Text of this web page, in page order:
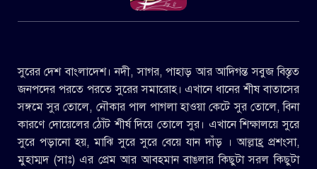
সুরের দেশ বাংলাদেশ। নদী, সাগর, পাহাড় আর আদিগন্ত সবুজ বিস্তৃত
জনপদের পরতে পরতে সুরের সমারোহ। এখানে ধানের শীষ বাতাসের
সঙ্গমে সুর তোলে, নৌকার পাল পাগলা হাওয়া কেটে সুর তোলে, বিনা
কারণে দোয়েলের ঠোঁট শীর্ষ দিয়ে তোলে সুর। এখানে শিক্ষালয়ে সুরে
সুরে পড়ানো হয়, মাঝি সুরে সুরে বেয়ে যান দাঁড় । আল্লাহ্র প্রশংসা,
মুহাম্মদ (সাঃ) এর প্রেম আর আবহমান বাঙলার কিছুটা সরল কিছুটা